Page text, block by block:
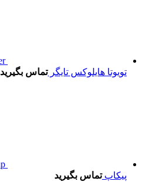
تویوتا هایلوکس تایگرتماس بگیرید
پیکاپتماس بگیرید